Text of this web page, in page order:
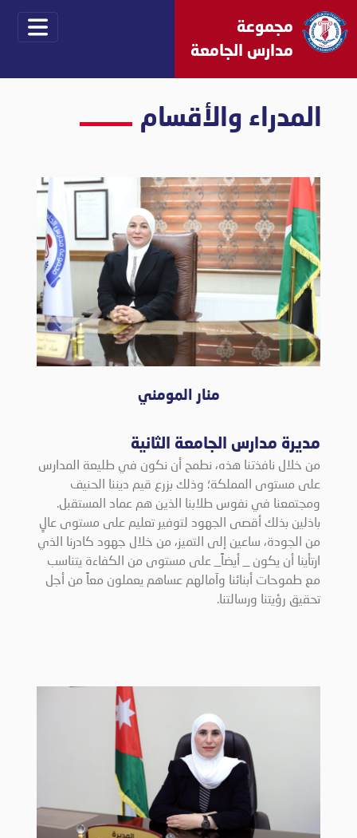
مجموعة
مدارس الجامعة
المدراء والأقسام
منار المومني
مديرة مدارس الجامعة الثانية
من خلال نافذتنا هذه، نطمح أن نكون في طليعة المدارس
على مستوى المملكة؛ وذلك بزرع قيم ديننا الحنيف
ومجتمعنا في نفوس طلابنا الذين هم عماد المستقبل.
باذلين بذلك أقصى الجهود لتوفير تعليم على مستوى عالٍ
من الجودة، ساعين إلى التميز، من خلال جهود كادرنا الذي
ارتأينا أن يكون _ أيضاً_ على مستوى من الكفاءة يتناسب
مع طموحات أبنائنا وآمالهم عساهم يعملون معاً من أجل
تحقيق رؤيتنا ورسالتنا.